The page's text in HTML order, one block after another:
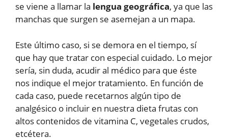
se viene a llamar la lengua geográfica, ya que las
manchas que surgen se asemejan a un mapa.
Este último caso, si se demora en el tiempo, sí
que hay que tratar con especial cuidado. Lo mejor
sería, sin duda, acudir al médico para que éste
nos indique el mejor tratamiento. En función de
cada caso, puede recetarnos algún tipo de
analgésico o incluir en nuestra dieta frutas con
altos contenidos de vitamina C, vegetales crudos,
etcétera.